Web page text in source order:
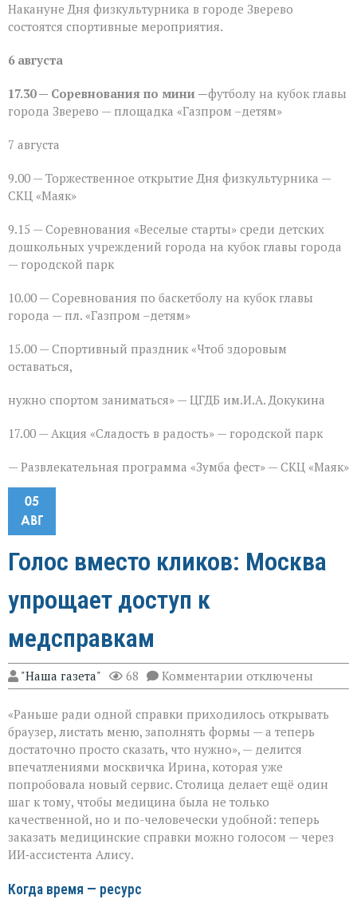
спортивная
Зверево
Накануне Дня физкультурника в городе Зверево
состоятся спортивные мероприятия.
6 августа
17.30 — Соревнования по мини —футболу на кубок главы
города Зверево — площадка «Газпром –детям»
7 августа
9.00 — Торжественное открытие Дня физкультурника —
СКЦ «Маяк»
9.15 — Соревнования «Веселые старты» среди детских
дошкольных учреждений города на кубок главы города
— городской парк
10.00 — Соревнования по баскетболу на кубок главы
города — пл. «Газпром –детям»
15.00 — Спортивный праздник «Чтоб здоровым
оставаться,
нужно спортом заниматься» — ЦГДБ им.И.А. Докукина
17.00 — Акция «Сладость в радость» — городской парк
— Развлекательная программа «Зумба фест» — СКЦ «Маяк»
05
АВГ
Голос вместо кликов: Москва
упрощает доступ к
медсправкам
"Наша газета" 68 Комментарии к
записи
вместо
кликов:
упрощает
доступ
к
медсправкам
отключены
«Раньше ради одной справки приходилось открывать
браузер, листать меню, заполнять формы — а теперь
достаточно просто сказать, что нужно», — делится
впечатлениями москвичка Ирина, которая уже
попробовала новый сервис. Столица делает ещё один
шаг к тому, чтобы медицина была не только
качественной, но и по-человечески удобной: теперь
заказать медицинские справки можно голосом — через
ИИ‑ассистента Алису.
Когда время — ресурс